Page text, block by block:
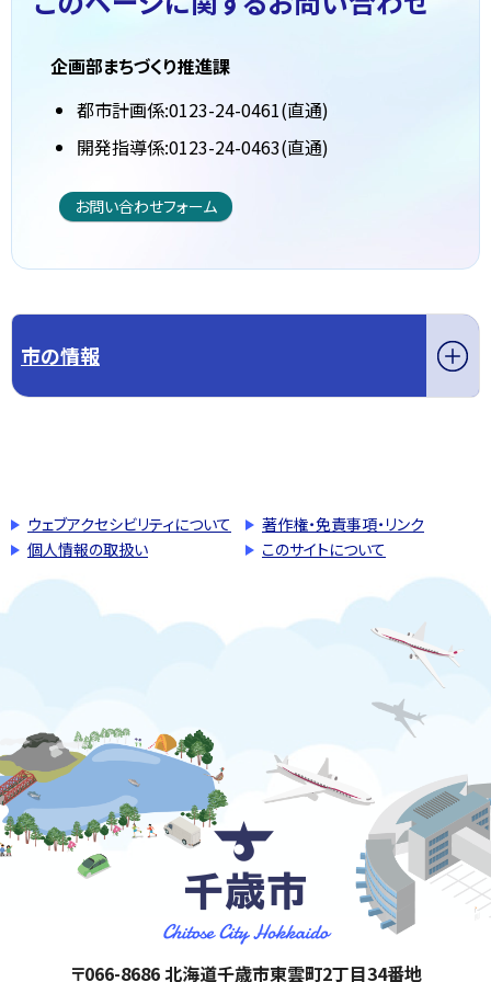
企画部まちづくり推進課
都市計画係:0123-24-0461(直通)
開発指導係:0123-24-0463(直通)
お問い合わせフォーム
市の情報
ウェブアクセシビリティについて
著作権・免責事項・リンク
個人情報の取扱い
このサイトについて
千歳市
住所:
〒066-8686 北海道千歳市東雲町2丁目34番地